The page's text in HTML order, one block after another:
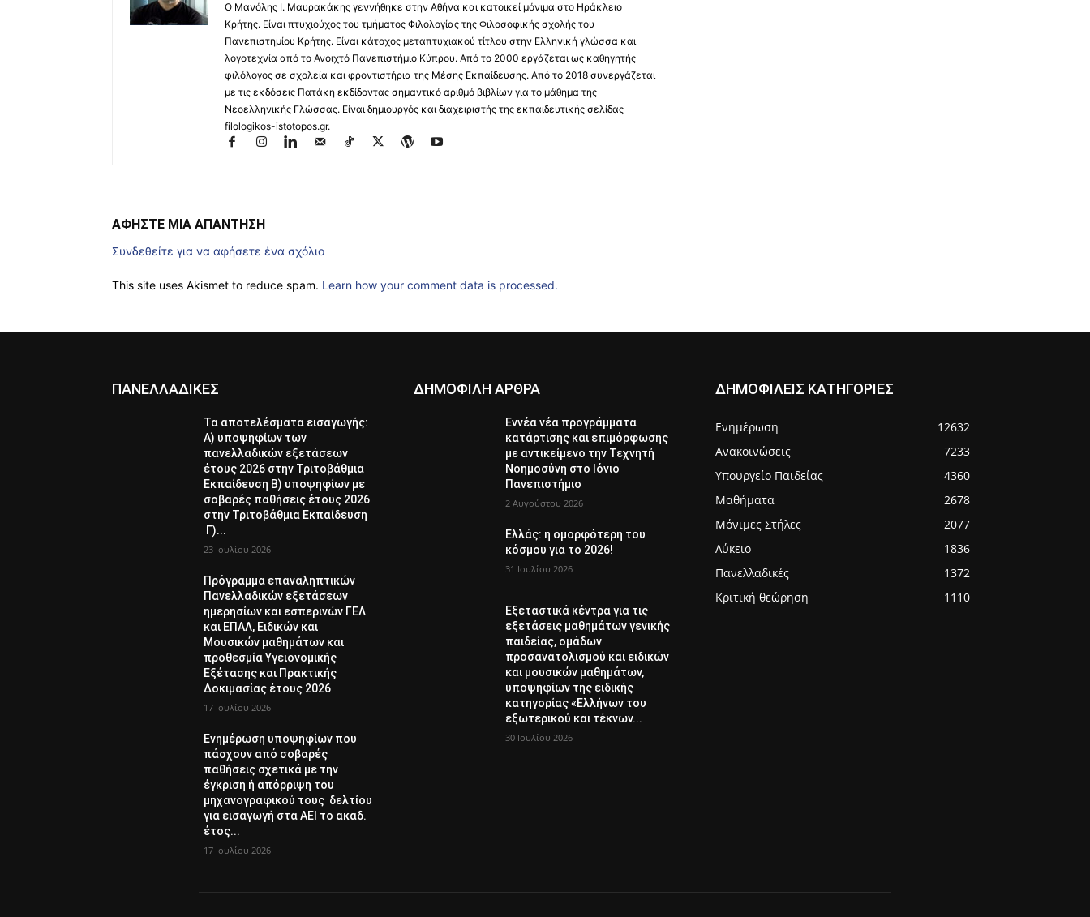
Ο Μανόλης I. Μαυρακάκης γεννήθηκε στην Αθήνα και κατοικεί μόνιμα στο Ηράκλειο
Κρήτης. Είναι πτυχιούχος του τμήματος Φιλολογίας της Φιλοσοφικής σχολής του
Πανεπιστημίου Κρήτης. Είναι κάτοχος μεταπτυχιακού τίτλου στην Ελληνική γλώσσα και
λογοτεχνία από το Ανοιχτό Πανεπιστήμιο Κύπρου. Από το 2000 εργάζεται ως καθηγητής
φιλόλογος σε σχολεία και φροντιστήρια της Μέσης Εκπαίδευσης. Από το 2018 συνεργάζεται
με τις εκδόσεις Πατάκη εκδίδοντας σημαντικό αριθμό βιβλίων για το μάθημα της
Νεοελληνικής Γλώσσας. Είναι δημιουργός και διαχειριστής της εκπαιδευτικής σελίδας
filologikos-istotopos.gr.
ΑΦΗΣΤΕ ΜΙΑ ΑΠΑΝΤΗΣΗ
Συνδεθείτε για να αφήσετε ένα σχόλιο
This site uses Akismet to reduce spam. Learn how your comment data is processed.
ΠΑΝΕΛΛΑΔΙΚΕΣ
Τα αποτελέσματα εισαγωγής:
Α) υποψηφίων των
πανελλαδικών εξετάσεων
έτους 2026 στην Τριτοβάθμια
Εκπαίδευση Β) υποψηφίων με
σοβαρές παθήσεις έτους 2026
στην Τριτοβάθμια Εκπαίδευση
Γ)...
23 Ιουλίου 2026
Πρόγραμμα επαναληπτικών
Πανελλαδικών εξετάσεων
ημερησίων και εσπερινών ΓΕΛ
και ΕΠΑΛ, Ειδικών και
Μουσικών μαθημάτων και
προθεσμία Υγειονομικής
Εξέτασης και Πρακτικής
Δοκιμασίας έτους 2026
17 Ιουλίου 2026
Ενημέρωση υποψηφίων που
πάσχουν από σοβαρές
παθήσεις σχετικά με την
έγκριση ή απόρριψη του
μηχανογραφικού τους δελτίου
για εισαγωγή στα ΑΕΙ το ακαδ.
έτος...
17 Ιουλίου 2026
ΔΗΜΟΦΙΛΗ ΑΡΘΡΑ
Εννέα νέα προγράμματα
κατάρτισης και επιμόρφωσης
με αντικείμενο την Τεχνητή
Νοημοσύνη στο Ιόνιο
Πανεπιστήμιο
2 Αυγούστου 2026
Ελλάς: η ομορφότερη του
κόσμου για το 2026!
31 Ιουλίου 2026
Εξεταστικά κέντρα για τις
εξετάσεις μαθημάτων γενικής
παιδείας, ομάδων
προσανατολισμού και ειδικών
και μουσικών μαθημάτων,
υποψηφίων της ειδικής
κατηγορίας «Ελλήνων του
εξωτερικού και τέκνων...
30 Ιουλίου 2026
ΔΗΜΟΦΙΛΕΙΣ ΚΑΤΗΓΟΡΙΕΣ
Ενημέρωση
12632
Ανακοινώσεις
7233
Υπουργείο Παιδείας
4360
Μαθήματα
2678
Μόνιμες Στήλες
2077
Λύκειο
1836
Πανελλαδικές
1372
Κριτική θεώρηση
1110